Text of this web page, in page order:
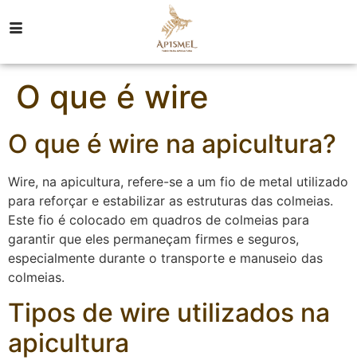
O que é wire
O que é wire na apicultura?
Wire, na apicultura, refere-se a um fio de metal utilizado
para reforçar e estabilizar as estruturas das colmeias.
Este fio é colocado em quadros de colmeias para
garantir que eles permaneçam firmes e seguros,
especialmente durante o transporte e manuseio das
colmeias.
Tipos de wire utilizados na
apicultura